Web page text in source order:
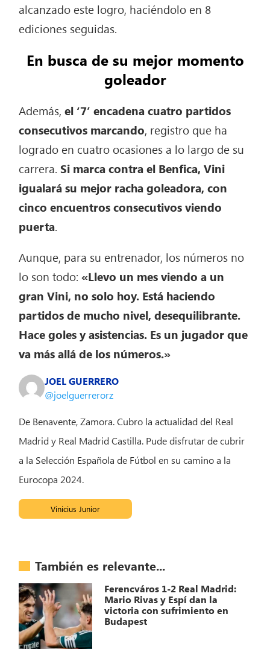
alcanzado este logro, haciéndolo en 8
ediciones seguidas.
En busca de su mejor momento
goleador
Además,el ‘7’ encadena cuatro partidos
consecutivos marcando, registro que ha
logrado en cuatro ocasiones a lo largo de su
carrera. Si marca contra el Benfica, Vini
igualará su mejor racha goleadora, con
cinco encuentros consecutivos viendo
puerta.
Aunque, para su entrenador, los números no
lo son todo:«Llevo un mes viendo a un
gran Vini, no solo hoy. Está haciendo
partidos de mucho nivel, desequilibrante.
Hace goles y asistencias. Es un jugador que
va más allá de los números.»
JOEL GUERRERO
@joelguerrerorz
De Benavente, Zamora. Cubro la actualidad del Real
Madrid y Real Madrid Castilla. Pude disfrutar de cubrir
a la Selección Española de Fútbol en su camino a la
Eurocopa 2024.
Vinicius Junior
También es relevante...
Ferencváros 1-2 Real Madrid:
Mario Rivas y Espí dan la
victoria con sufrimiento en
Budapest